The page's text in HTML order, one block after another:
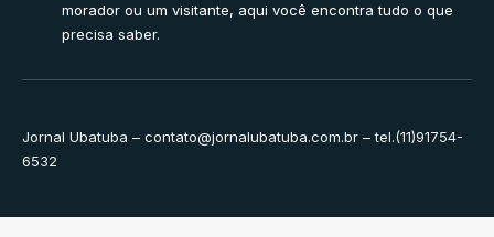
morador ou um visitante, aqui você encontra tudo o que
precisa saber.
Jornal Ubatuba – contato@jornalubatuba.com.br – tel.(11)91754-
6532